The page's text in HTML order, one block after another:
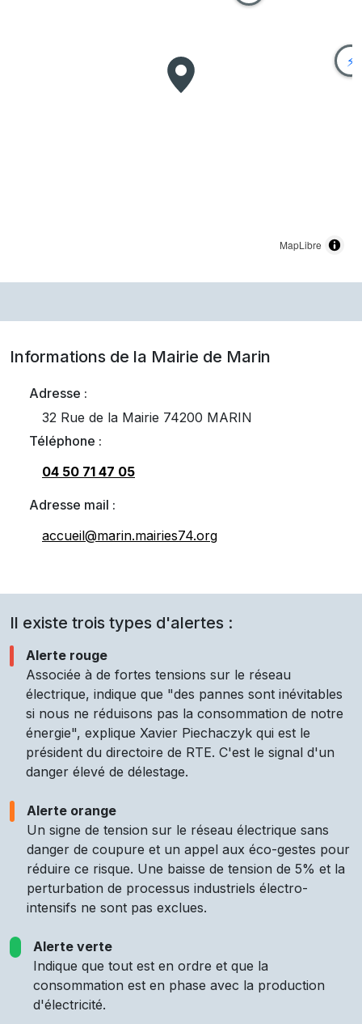
⚡
MapLibre
Informations de la Mairie de Marin
Adresse :
32 Rue de la Mairie 74200 MARIN
Téléphone :
04 50 71 47 05
Adresse mail :
accueil@marin.mairies74.org
Il existe trois types d'alertes :
Alerte rouge
Associée à de fortes tensions sur le réseau
électrique, indique que "des pannes sont inévitables
si nous ne réduisons pas la consommation de notre
énergie", explique Xavier Piechaczyk qui est le
président du directoire de RTE. C'est le signal d'un
danger élevé de délestage.
Alerte orange
Un signe de tension sur le réseau électrique sans
danger de coupure et un appel aux éco-gestes pour
réduire ce risque. Une baisse de tension de 5% et la
perturbation de processus industriels électro-
intensifs ne sont pas exclues.
Alerte verte
Indique que tout est en ordre et que la
consommation est en phase avec la production
d'électricité.